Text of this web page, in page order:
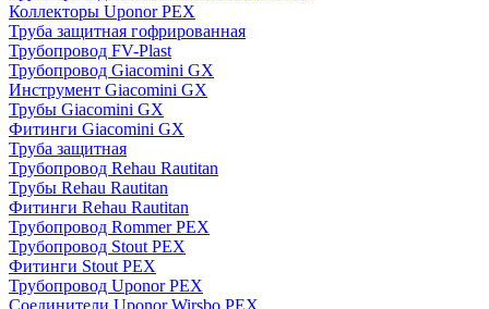
Коллекторы Uponor PEX
Труба защитная гофрированная
Трубопровод FV-Plast
Трубопровод Giacomini GX
Инструмент Giacomini GX
Трубы Giacomini GX
Фитинги Giacomini GX
Труба защитная
Трубопровод Rehau Rautitan
Трубы Rehau Rautitan
Фитинги Rehau Rautitan
Трубопровод Rommer PEX
Трубопровод Stout PEX
Фитинги Stout PEX
Трубопровод Uponor PEX
Соединители Uponor Wirsbo PEX